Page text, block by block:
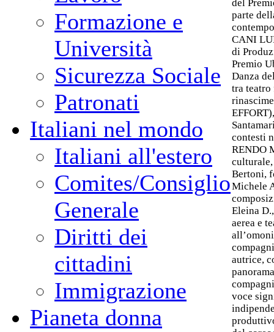
Formazione e
Università
Sicurezza Sociale
Patronati
Italiani nel mondo
Italiani all'estero
Comites/Consiglio
Generale
Diritti dei
cittadini
Immigrazione
Pianeta donna
del
parte
CANI
di
Premio
Danza
tra teatro
contesti
RENDO
Bertoni,
Michele
Eleina
aerea e
autrice,
voce